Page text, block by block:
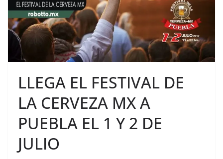
LLEGA EL FESTIVAL DE
LA CERVEZA MX A
PUEBLA EL 1 Y 2 DE
JULIO